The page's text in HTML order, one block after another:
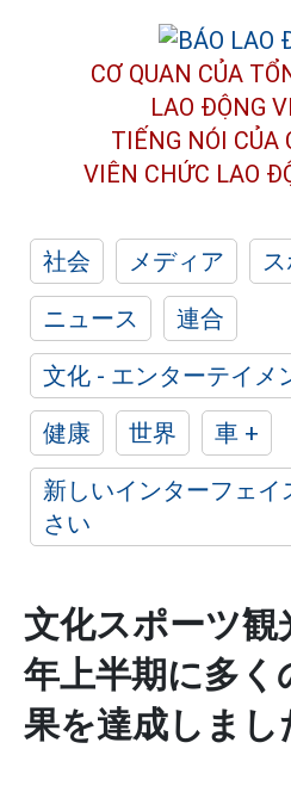
CƠ QUAN CỦA
LAO ĐỘNG
TIẾNG NÓI CỦA
VIÊN CHỨC LAO
社会 メディア
ニュース
連合
文化 - エンターテイメ
健康
世界
車 +
新しいインターフェ
さい
文化スポーツ観
年上半期に多く
果を達成しまし